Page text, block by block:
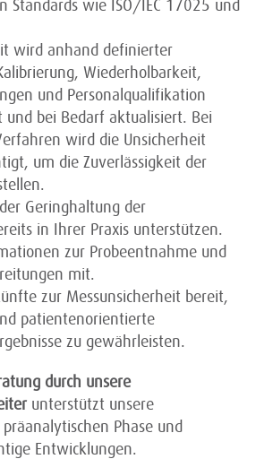
Standards wie ISO/IEC 17025 und
wird anhand definierter
Wiederholbarkeit,
und Personalqualifikation
bei Bedarf aktualisiert. Bei
wird die Unsicherheit
um die Zuverlässigkeit der
Geringhaltung der
in Ihrer Praxis unterstützen.
zur Probeentnahme und
mit.
zur Messunsicherheit bereit,
patientenorientierte
zu gewährleisten.
durch unsere
unterstützt unsere
Phase und
Entwicklungen.